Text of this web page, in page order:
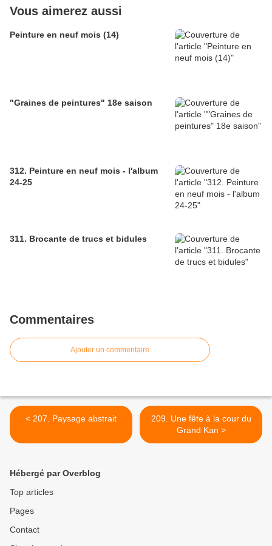
Vous aimerez aussi
Peinture en neuf mois (14)
"Graines de peintures" 18e saison
312. Peinture en neuf mois - l'album
24-25
311. Brocante de trucs et bidules
Commentaires
Ajouter un commentaire
< 207. Paysage abstrait
209. Une fête à la cour du
Grand Kan >
Hébergé par Overblog
Top articles
Pages
Contact